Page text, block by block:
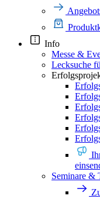
Info
Messe &
Lecksuche
Seminare &